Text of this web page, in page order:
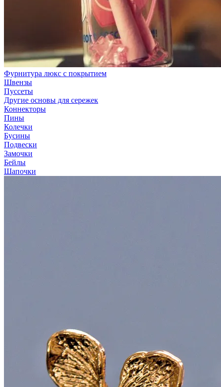
Фурнитура люкс с покрытием
Швензы
Пуссеты
Другие основы для сережек
Коннекторы
Пины
Колечки
Бусины
Подвески
Замочки
Бейлы
Шапочки